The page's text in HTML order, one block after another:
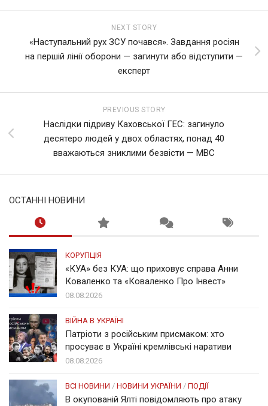
NEXT STORY
«Наступальний рух ЗСУ почався». Завдання росіян
на першій лінії оборони — загинути або відступити —
експерт
PREVIOUS STORY
Наслідки підриву Каховської ГЕС: загинуло
десятеро людей у двох областях, понад 40
вважаються зниклими безвісти — МВС
ОСТАННІ НОВИНИ
КОРУПЦІЯ
«КУА» без КУА: що приховує справа Анни
Коваленко та «Коваленко Про Інвест»
08.08.2026
ВІЙНА В УКРАЇНІ
Патріоти з російським присмаком: хто
просуває в Україні кремлівські наративи
08.08.2026
ВСІ НОВИНИ / НОВИНИ УКРАЇНИ / ПОДІЇ
В окупованій Ялті повідомляють про атаку